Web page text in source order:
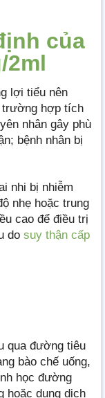
của
2ml
lợi tiểu nên
trường hợp tích
nhân gây phù
bệnh nhân bị
nhi bị nhiễm
nhẹ hoặc trung
cao để điều trị
do suy thận cấp
qua đường tiêu
bào chế uống,
học đường
hoặc dung dịch